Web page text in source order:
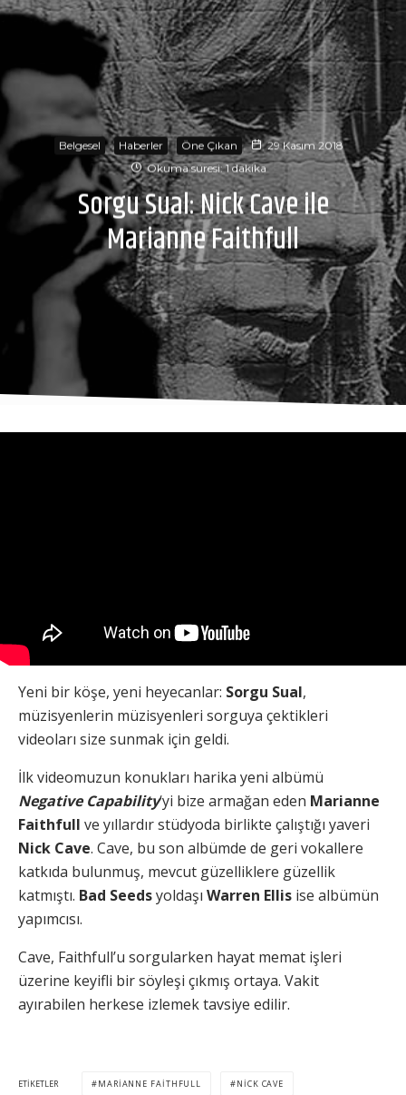
Belgesel Haberler Öne Çıkan
29 Kasım 2018
Okuma süresi: 1 dakika
Sorgu Sual: Nick Cave ile
Marianne Faithfull
Yeni bir köşe, yeni heyecanlar: Sorgu Sual,
müzisyenlerin müzisyenleri sorguya çektikleri
videoları size sunmak için geldi.
İlk videomuzun konukları harika yeni albümü
Negative Capability‘yi bize armağan eden Marianne
Faithfull ve yıllardır stüdyoda birlikte çalıştığı yaveri
Nick Cave. Cave, bu son albümde de geri vokallere
katkıda bulunmuş, mevcut güzelliklere güzellik
katmıştı. Bad Seedsyoldaşı Warren Ellis ise albümün
yapımcısı.
Cave, Faithfull’u sorgularken hayat memat işleri
üzerine keyifli bir söyleşi çıkmış ortaya. Vakit
ayırabilen herkese izlemek tavsiye edilir.
ETIKETLER MARIANNE FAITHFULL NICK CAVE